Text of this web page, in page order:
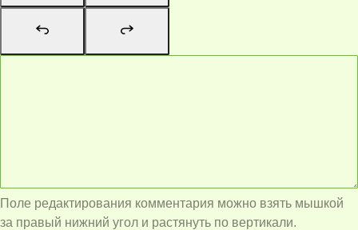
Поле редактирования комментария можно взять мышкой
за правый нижний угол и растянуть по вертикали.